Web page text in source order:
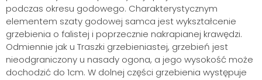
podczas okresu godowego. Charakterystycznym
elementem szaty godowej samca jest wykształcenie
grzebienia o falistej i poprzecznie nakrapianej krawędzi.
Odmiennie jak u Traszki grzebieniastej, grzebień jest
nieodgraniczony u nasady ogona, a jego wysokość może
dochodzić do 1cm. W dolnej części grzebienia występuje